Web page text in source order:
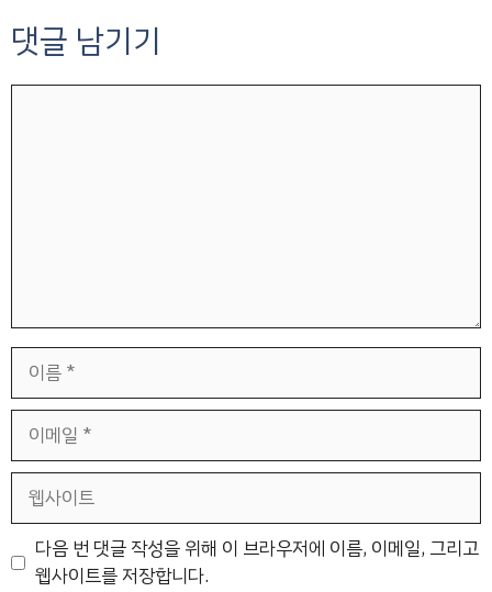
댓글 남기기
일
트
다음 번 댓글 작성을 위해 이 브라우저에 이름, 이메일, 그리고
웹사이트를 저장합니다.